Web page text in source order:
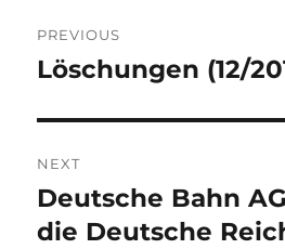
navigation
PREVIOUS
Previous
Löschungen (12/
NEXT
Next
post:
Deutsche Bahn
die Deutsche